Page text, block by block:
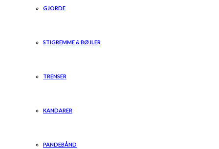
GJORDE
STIGREMME & BØJLER
TRENSER
KANDARER
PANDEBÅND